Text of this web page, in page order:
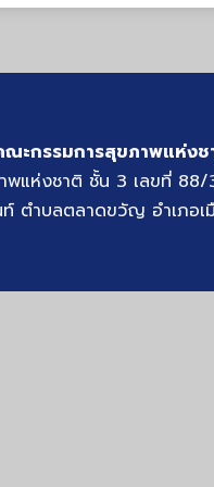
ณะกรรมการสุขภาพแห่งช
พแห่งชาติ ชั้น 3 เลขที่
ตำบลตลาดขวัญ อำเภอเ